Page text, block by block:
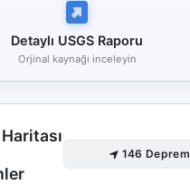
Detaylı USGS Raporu
Orjinal kaynağı inceleyin
146 Deprem